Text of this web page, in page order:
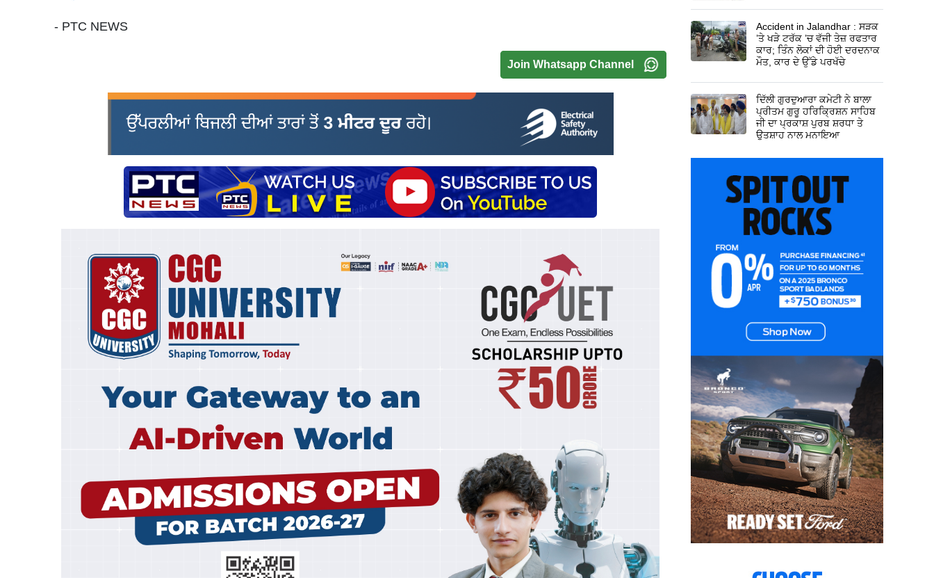
- PTC NEWS
Join Whatsapp Channel
Accident in Jalandhar : ਸੜਕ
’ਤੇ ਖੜੇ ਟਰੱਕ ’ਚ ਵੱਜੀ ਤੇਜ਼ ਰਫਤਾਰ
ਕਾਰ; ਤਿੰਨ ਲੋਕਾਂ ਦੀ ਹੋਈ ਦਰਦਨਾਕ
ਮੌਤ, ਕਾਰ ਦੇ ਉੱਡੇ ਪਰਖੱਚੇ
ਦਿੱਲੀ ਗੁਰਦੁਆਰਾ ਕਮੇਟੀ ਨੇ ਬਾਲਾ
ਪ੍ਰੀਤਮ ਗੁਰੂ ਹਰਿਕ੍ਰਿਸ਼ਨ ਸਾਹਿਬ
ਜੀ ਦਾ ਪ੍ਰਕਾਸ਼ ਪੁਰਬ ਸ਼ਰਧਾ ਤੇ
ਉਤਸ਼ਾਹ ਨਾਲ ਮਨਾਇਆ